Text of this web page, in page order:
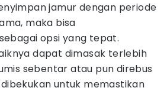
jamur dengan periode
maka bisa
opsi yang tepat.
dapat dimasak terlebih
sebentar atau pun direbus
untuk memastikan